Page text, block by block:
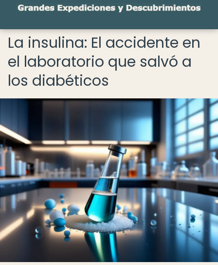
La insulina: El accidente en
el laboratorio que salvó a
los diabéticos